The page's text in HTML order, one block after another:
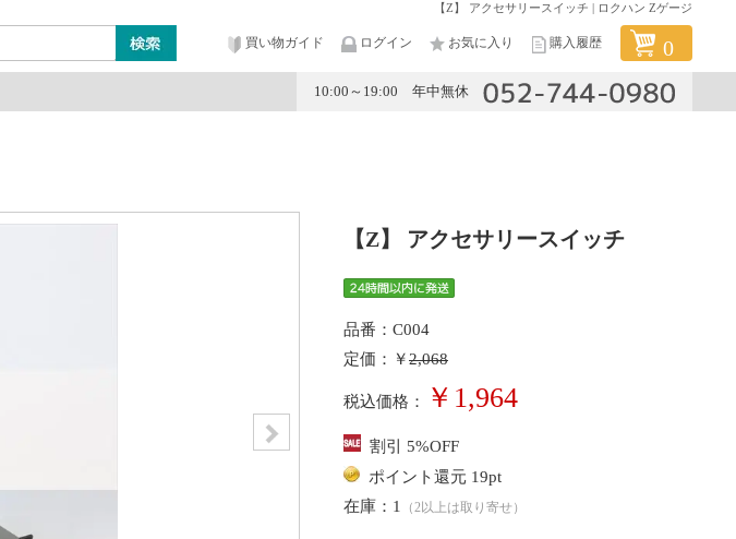
【Z】 アクセサリースイッチ | ロクハン Zゲージ
買い物ガイド ログイン お気に入り 購入履歴 0
10:00～19:00 年中無休
【Z】 アクセサリースイッチ
品番：C004
定価：￥2,068
税込価格： ￥1,964
割引 5%OFF
ポイント還元 19pt
在庫：1 （2以上は取り寄せ）